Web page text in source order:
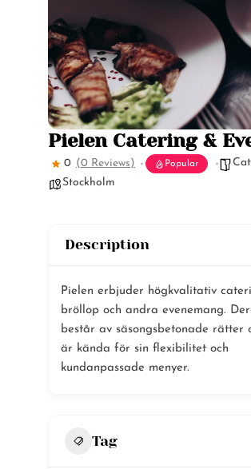
Pielen Catering &
0 (0 Reviews) Popular
Stockholm
Description
Pielen erbjuder högkvalitativ
bröllop och andra evenemang.
består av säsongsbetonade rätter
är kända för sin flexibilitet och
kundanpassade menyer.
Tag